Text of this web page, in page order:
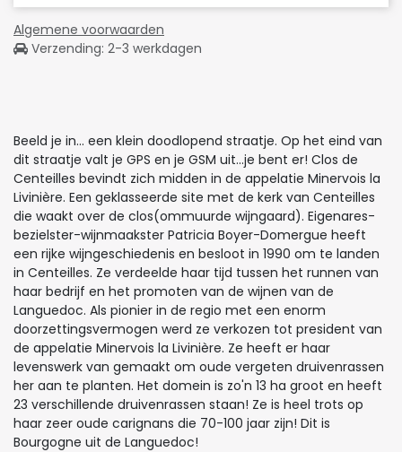
Algemene voorwaarden
Verzending: 2-3 werkdagen
Beeld je in... een klein doodlopend straatje. Op het eind van
dit straatje valt je GPS en je GSM uit...je bent er! Clos de
Centeilles bevindt zich midden in de appelatie Minervois la
Livinière. Een geklasseerde site met de kerk van Centeilles
die waakt over de clos(ommuurde wijngaard). Eigenares-
bezielster-wijnmaakster Patricia Boyer-Domergue heeft
een rijke wijngeschiedenis en besloot in 1990 om te landen
in Centeilles. Ze verdeelde haar tijd tussen het runnen van
haar bedrijf en het promoten van de wijnen van de
Languedoc. Als pionier in de regio met een enorm
doorzettingsvermogen werd ze verkozen tot president van
de appelatie Minervois la Livinière. Ze heeft er haar
levenswerk van gemaakt om oude vergeten druivenrassen
her aan te planten. Het domein is zo'n 13 ha groot en heeft
23 verschillende druivenrassen staan! Ze is heel trots op
haar zeer oude carignans die 70-100 jaar zijn! Dit is
Bourgogne uit de Languedoc!